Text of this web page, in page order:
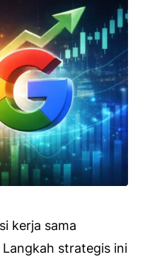
kerja sama
strategis ini